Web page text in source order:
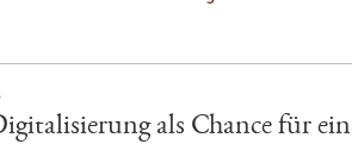
als Chance für ein